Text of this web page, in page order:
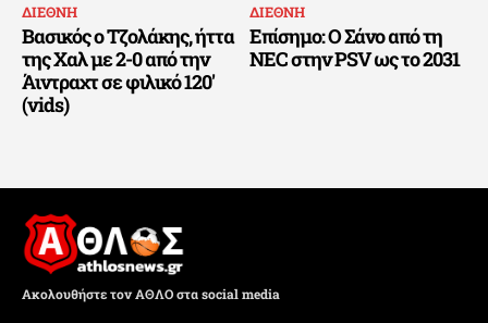
ΔΙΕΘΝΗ
Βασικός ο Τζολάκης, ήττα
της Χαλ με 2-0 από την
Άιντραχτ σε φιλικό 120′
(vids)
ΔΙΕΘΝΗ
Επίσημο: Ο Σάνο από τη
NEC στην PSV ως το 2031
Ακολουθήστε τον ΑΘΛΟ στα social media